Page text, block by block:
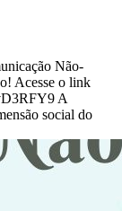
Não-
Acesse o link
A
social do